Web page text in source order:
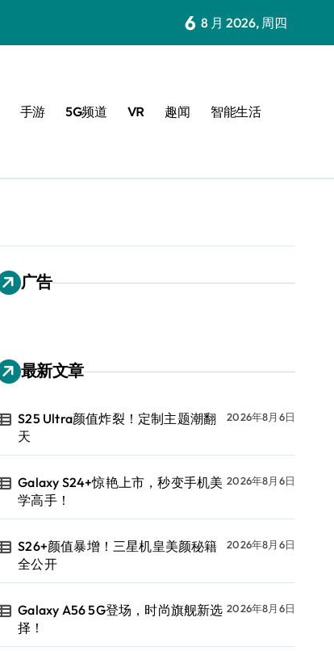
6 8 月 2026, 周四
手游 5G频道 VR 趣闻 智能生活
广告
最新文章
S25 Ultra颜值炸裂！定制主题潮翻
天
2026年8月6日
Galaxy S24+惊艳上市，秒变手机美
学高手！
2026年8月6日
S26+颜值暴增！三星机皇美颜秘籍
全公开
2026年8月6日
Galaxy A56 5G登场，时尚旗舰新选
择！
2026年8月6日